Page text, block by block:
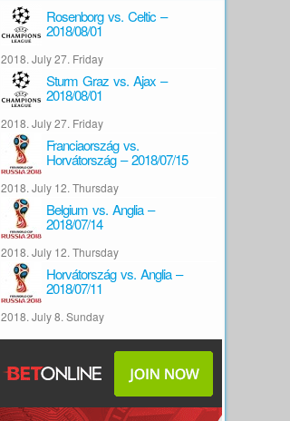
Rosenborg vs. Celtic –
2018/08/01
2018. July 27. Friday
Sturm Graz vs. Ajax –
2018/08/01
2018. July 27. Friday
Franciaország vs.
Horvátország – 2018/07/15
2018. July 12. Thursday
Belgium vs. Anglia –
2018/07/14
2018. July 12. Thursday
Horvátország vs. Anglia –
2018/07/11
2018. July 8. Sunday